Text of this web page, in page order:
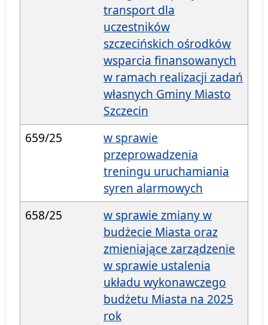
transport dla
uczestników
szczecińskich ośrodków
wsparcia finansowanych
w ramach realizacji zadań
własnych Gminy Miasto
Szczecin
659/25
w sprawie
przeprowadzenia
treningu uruchamiania
syren alarmowych
658/25
w sprawie zmiany w
budżecie Miasta oraz
zmieniające zarządzenie
w sprawie ustalenia
układu wykonawczego
budżetu Miasta na 2025
rok